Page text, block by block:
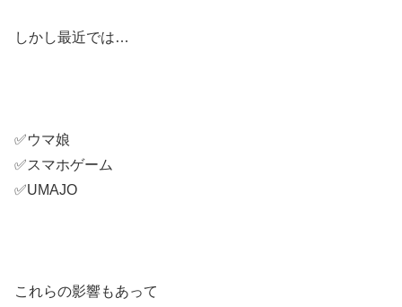
しかし最近では…
✅ウマ娘
✅スマホゲーム
✅UMAJO
これらの影響もあって